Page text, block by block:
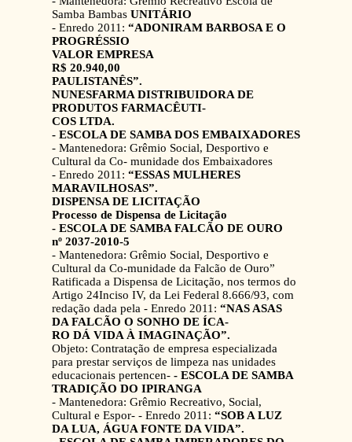
Samba Bambas UNITÁRIO
- Enredo 2011: “ADONIRAM BARBOSA E O
PROGRÉSSIO
VALOR EMPRESA
R$ 20.940,00
PAULISTANÊS”.
NUNESFARMA DISTRIBUIDORA DE
PRODUTOS FARMACÊUTI-
COS LTDA.
- ESCOLA DE SAMBA DOS EMBAIXADORES
- Mantenedora: Grêmio Social, Desportivo e
Cultural da Co- munidade dos Embaixadores
- Enredo 2011: “ESSAS MULHERES
MARAVILHOSAS”.
DISPENSA DE LICITAÇÃO
Processo de Dispensa de Licitação
- ESCOLA DE SAMBA FALCÃO DE OURO
nº 2037-2010-5
- Mantenedora: Grêmio Social, Desportivo e
Cultural da Co-munidade da Falcão de Ouro”
Ratificada a Dispensa de Licitação, nos termos do
Artigo 24Inciso IV, da Lei Federal 8.666/93, com
redação dada pela - Enredo 2011: “NAS ASAS
DA FALCÃO O SONHO DE ÍCA-
RO DÁ VIDA À IMAGINAÇÃO”.
Objeto: Contratação de empresa especializada
para prestar serviços de limpeza nas unidades
educacionais pertencen- - ESCOLA DE SAMBA
TRADIÇÃO DO IPIRANGA
- Mantenedora: Grêmio Recreativo, Social,
Cultural e Espor- - Enredo 2011: “SOB A LUZ
DA LUA, ÁGUA FONTE DA VIDA”.